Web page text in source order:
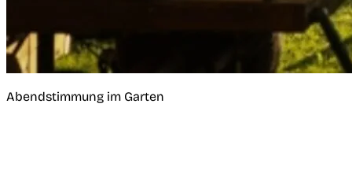
Abendstimmung im Garten